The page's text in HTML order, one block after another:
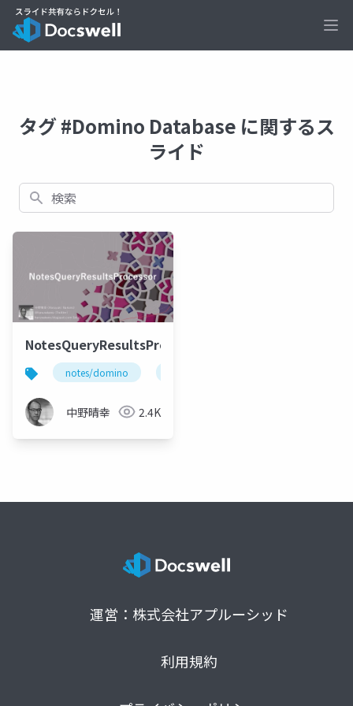
タグ #Domino Database に関するス
ライド
検索
NotesQueryResultsProcessor
notes/domino
中野晴幸 2.4K
運営：株式会社アプルーシッド
利用規約